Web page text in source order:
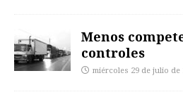
Menos
controles
miércoles 29 de julio de